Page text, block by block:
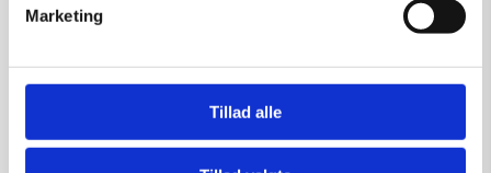
Marketing
Tillad alle
afnk|28. feb, 2019
Maleri af Anke Wohlfart: U/T, 18×22 cm